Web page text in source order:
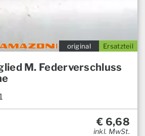
Ersatzteil
original
M. Federverschluss
€ 6,68
inkl. MwSt.